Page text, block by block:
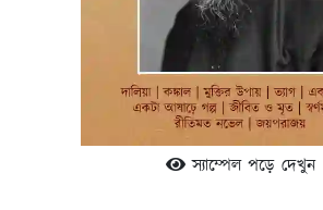
স্যাম্পেল পড়ে দেখুন